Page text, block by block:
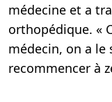
médecine et a
orthopédique. «
médecin, on a
recommencer à